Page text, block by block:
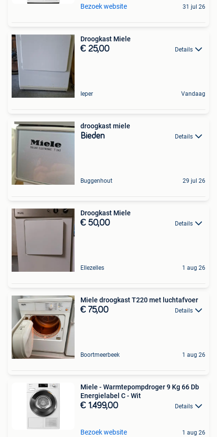
Bezoek website 31 jul 26
Droogkast Miele
€ 25,00 Details
Ieper Vandaag
droogkast miele
Bieden Details
Buggenhout 29 jul 26
Droogkast Miele
€ 50,00 Details
Ellezelles 1 aug 26
Miele droogkast T220 met luchtafvoer
€ 75,00 Details
Boortmeerbeek 1 aug 26
Miele - Warmtepompdroger 9 Kg 66 Db
Energielabel C - Wit
€ 1.499,00 Details
Bezoek website 1 aug 26